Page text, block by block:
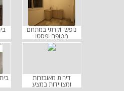
נופש יוקרתי במתחם
מטופח ופסטו
דירות מאובזרות
ומצויידות במצע